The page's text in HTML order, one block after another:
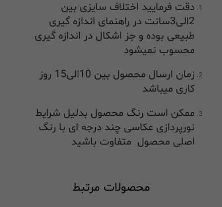
دقت فرمایید اختلاف سایزی بین
2الی3سانت در راهنمای اندازه گیری
طبیعی بوده و جز اشکال در اندازه گیری
محسوب نمیشود
زمان ارسال محصول بین 10الی15 روز
کاری میباشد
ممکن است رنگ محصول بدلیل شرایط
نورپردازی عکاسی چند درجه ای با رنگ
اصلی محصول متفاوت باشید
محصولات مرتبط